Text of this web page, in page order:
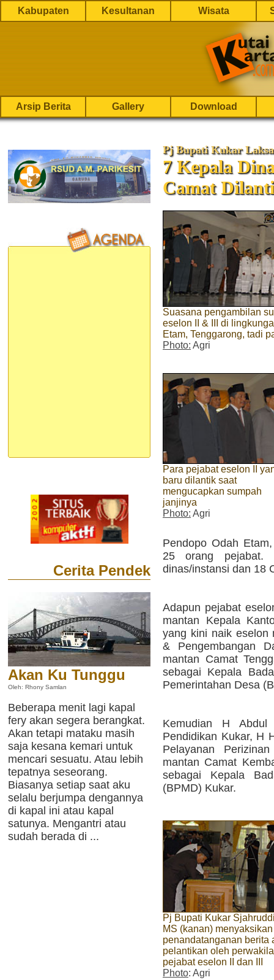
Kabupaten Kesultanan Wisata
Arsip Berita Gallery Download
Cerita Pendek
Akan Ku Tunggu
Oleh: Rhony Samlan
Beberapa menit lagi kapal
fery akan segera berangkat.
Akan tetapi mataku masih
saja kesana kemari untuk
mencari sesuatu. Atau lebih
tepatnya seseorang.
Biasanya setiap saat aku
selalu berjumpa dengannya
di kapal ini atau kapal
satunya. Mengantri atau
sudah berada di ...
Pj Bupati Kukar
7 Kepala
Camat
Suasana pengambilan
eselon II & III di
Etam, Tenggarong, tadi
Photo: Agri
Para pejabat eselon II
baru dilantik saat
mengucapkan sumpah
janjinya
Photo: Agri
Pendopo Odah
25 orang pejabat.
dinas/instansi dan 18
Adapun pejabat
mantan Kepala
yang kini naik eselon
& Pengembangan
mantan Camat
sebagai Kepala
Pemerintahan Desa
Kemudian H
Pendidikan Kukar, H
Pelayanan
mantan Camat
sebagai Kepala
(BPMD) Kukar.
Pj Bupati Kukar
MS (kanan) menyaksikan
penandatanganan berita
pelantikan oleh
pejabat eselon II dan III
Photo: Agri